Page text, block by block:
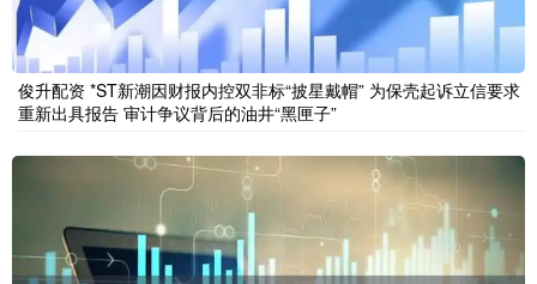
俊升配资 *ST新潮因财报内控双非标“披星戴帽” 为保壳起诉立信要求
重新出具报告 审计争议背后的油井“黑匣子”